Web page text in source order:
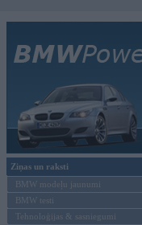
Ziņas un raksti
BMW modeļu jaunumi
BMW testi
Tehnoloģijas & sasniegumi